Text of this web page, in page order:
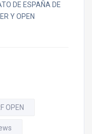
DE ESPAÑA DE
Y OPEN
OPEN